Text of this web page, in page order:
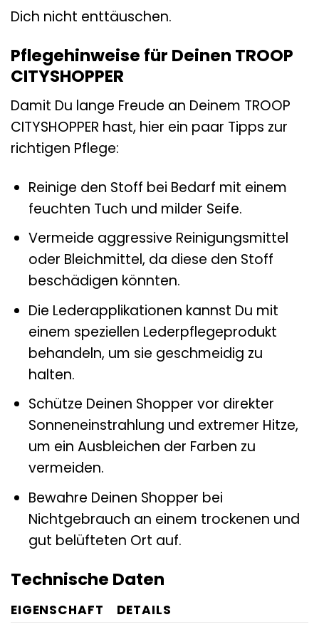
Dich nicht enttäuschen.
Pflegehinweise für Deinen TROOP
CITYSHOPPER
Damit Du lange Freude an Deinem TROOP
CITYSHOPPER hast, hier ein paar Tipps zur
richtigen Pflege:
Reinige den Stoff bei Bedarf mit einem
feuchten Tuch und milder Seife.
Vermeide aggressive Reinigungsmittel
oder Bleichmittel, da diese den Stoff
beschädigen könnten.
Die Lederapplikationen kannst Du mit
einem speziellen Lederpflegeprodukt
behandeln, um sie geschmeidig zu
halten.
Schütze Deinen Shopper vor direkter
Sonneneinstrahlung und extremer Hitze,
um ein Ausbleichen der Farben zu
vermeiden.
Bewahre Deinen Shopper bei
Nichtgebrauch an einem trockenen und
gut belüfteten Ort auf.
Technische Daten
EIGENSCHAFT DETAILS